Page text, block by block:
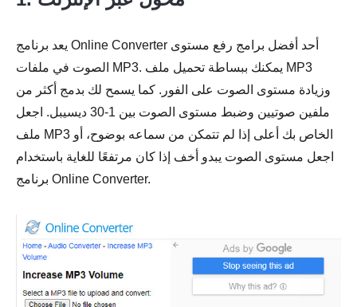
يعد برنامج Online Converter أحد أفضل برامج رفع مستوى
الصوت في ملفات MP3. يمكنك ببساطة تحميل ملف MP3
وزيادة مستوى الصوت على الفور. كما يسمح لك بدمج أكثر من
ملفين صوتيين وضبط مستوى الصوت بين 1-30 ديسيبل. اجعل
ملف MP3 الخاص بك أعلى إذا لم تتمكن من سماعه بوضوح، أو
اجعل مستوى الصوت يبدو أخف إذا كان مرتفعًا للغاية باستخدام
برنامج Online Converter.